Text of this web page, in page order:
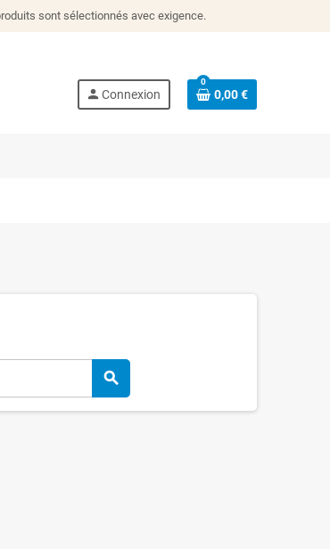
sont sélectionnés avec exigence.
person Connexion
0
0,00 €
search